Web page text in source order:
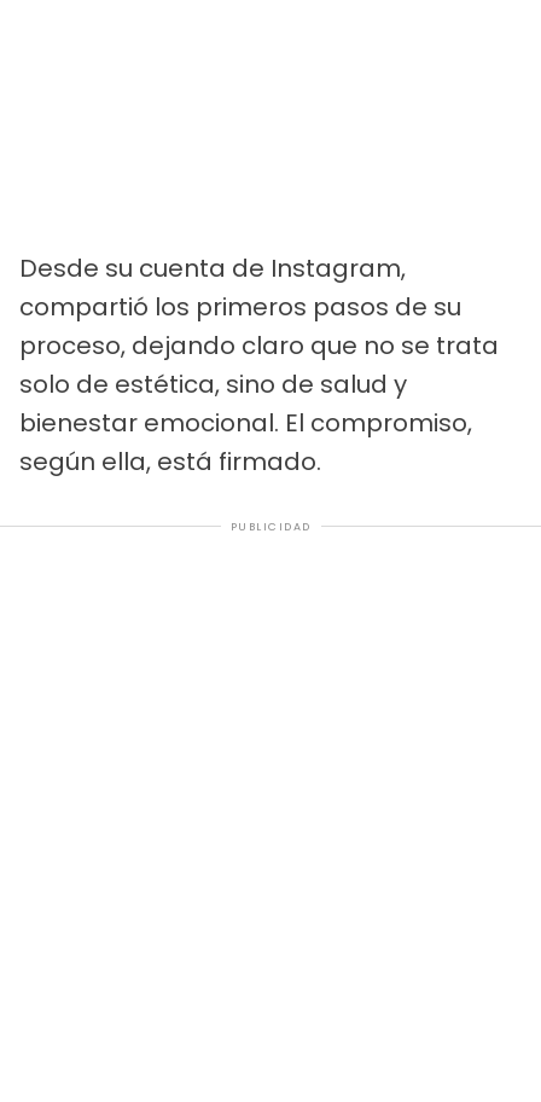
Desde su cuenta de Instagram,
compartió los primeros pasos de su
proceso, dejando claro que no se trata
solo de estética, sino de salud y
bienestar emocional. El compromiso,
según ella, está firmado.
PUBLICIDAD